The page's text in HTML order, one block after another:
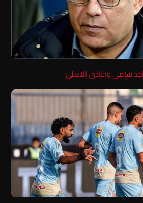
سامى والنادى الاهلى